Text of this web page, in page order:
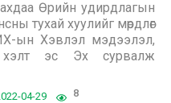
Өрийн удирдлагын
тухай хуулийг мөрдлөг
ын Хэвлэл мэдээлэл,
хэлт эс Эх сурвалж
04-29 8